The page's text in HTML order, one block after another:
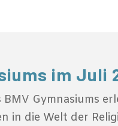
im Juli
Gymnasiums
in die Welt der